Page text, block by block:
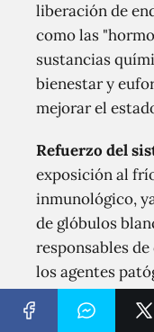
liberación de
como las
sustancias
bienestar y
mejorar el
Refuerzo del
exposición al
inmunológico,
de glóbulos
responsables
los agentes
prevenir